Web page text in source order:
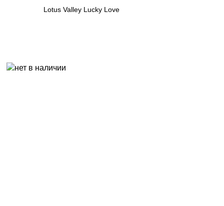
Lotus Valley Lucky Love